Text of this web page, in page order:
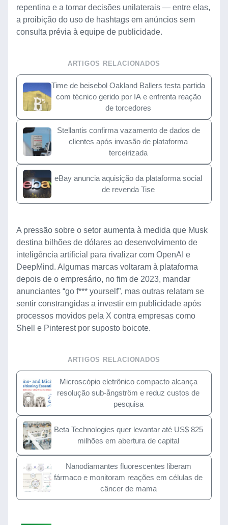
repentina e a tomar decisões unilaterais — entre elas,
a proibição do uso de hashtags em anúncios sem
consulta prévia à equipe de publicidade.
ARTIGOS RELACIONADOS
Time de beisebol Oakland Ballers testa partida
com técnico gerido por IA e enfrenta reação
de torcedores
Stellantis confirma vazamento de dados de
clientes após invasão de plataforma
terceirizada
eBay anuncia aquisição da plataforma social
de revenda Tise
A pressão sobre o setor aumenta à medida que Musk
destina bilhões de dólares ao desenvolvimento de
inteligência artificial para rivalizar com OpenAI e
DeepMind. Algumas marcas voltaram à plataforma
depois de o empresário, no fim de 2023, mandar
anunciantes “go f*** yourself”, mas outras relatam se
sentir constrangidas a investir em publicidade após
processos movidos pela X contra empresas como
Shell e Pinterest por suposto boicote.
ARTIGOS RELACIONADOS
Microscópio eletrônico compacto alcança
resolução sub-ångström e reduz custos de
pesquisa
Beta Technologies quer levantar até US$ 825
milhões em abertura de capital
Nanodiamantes fluorescentes liberam
fármaco e monitoram reações em células de
câncer de mama